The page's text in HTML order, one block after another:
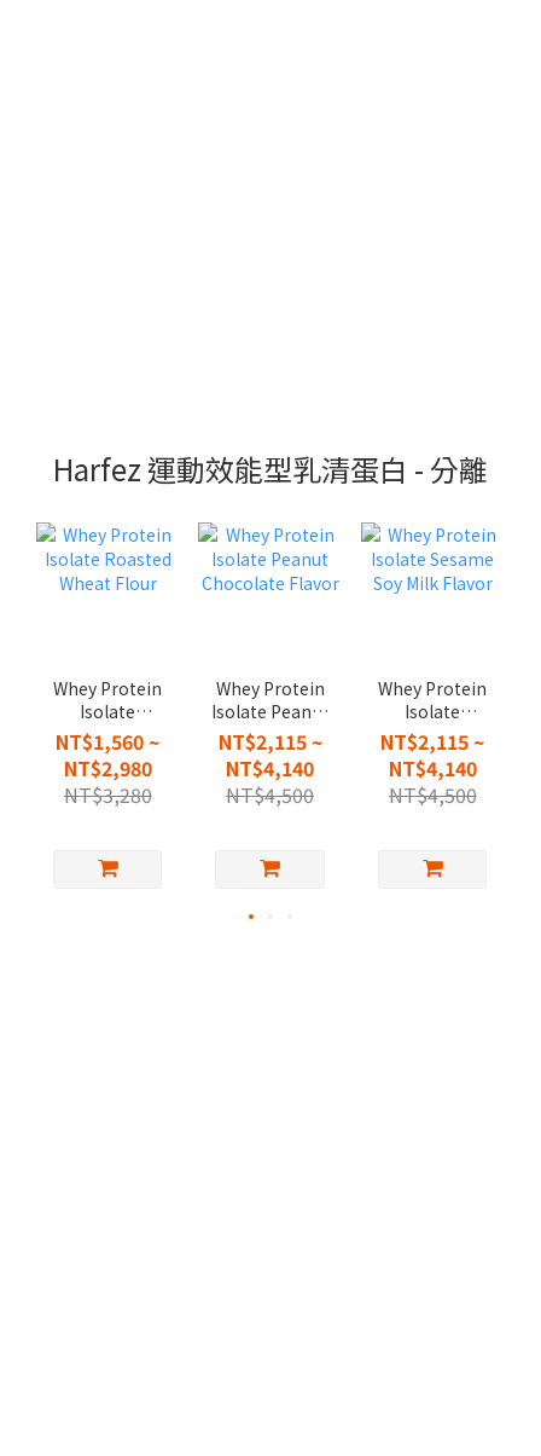
Harfez 運動效能型乳清蛋白 - 分離
Whey Protein
Isolate
Roasted
Wheat Flour
NT$1,560 ~
NT$2,980
NT$3,280
Whey Protein
Isolate Peanut
Chocolate
Flavor
NT$2,115 ~
NT$4,140
NT$4,500
Whey Protein
Isolate
Sesame Soy
Milk Flavor
NT$2,115 ~
NT$4,140
NT$4,500